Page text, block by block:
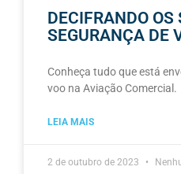
DECIFRANDO OS
SEGURANÇA DE
Conheça tudo que está
voo na Aviação Comercial.
LEIA MAIS
2 de outubro de 2023